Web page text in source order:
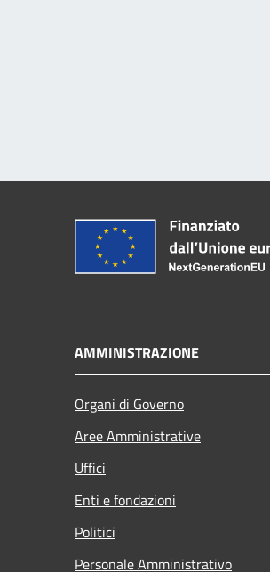
AMMINISTRAZIONE
Organi di Governo
Aree Amministrative
Uffici
Enti e fondazioni
Politici
Personale Amministrativo